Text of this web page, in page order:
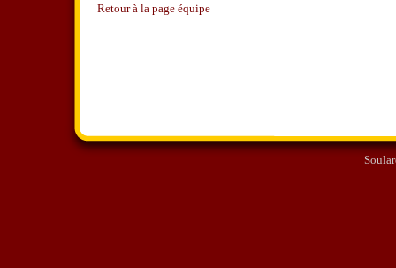
Retour à la page équipe